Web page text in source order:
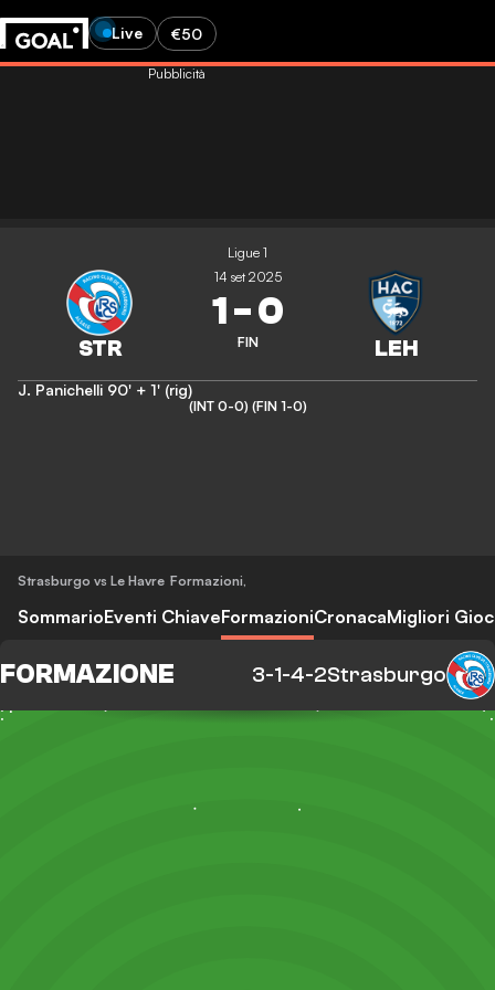
Live €50
Pubblicità
Ligue 1
14 set 2025
1-0
FIN
J. Panichelli 90' + 1' (rig)
(INT 0-0) (FIN 1-0)
Strasburgo vs Le Havre Formazioni,
SommarioEventi ChiaveFormazioniCronacaMigliori
Strasburgo
3-1-4-2
FORMAZIONE